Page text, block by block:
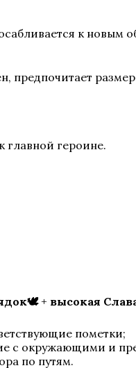
к новым
предпочитает
главной героине.
+ высокая
пометки;
с окружающими и
по путям.